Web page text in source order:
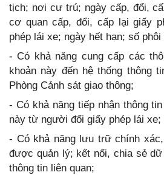
tịch; nơi cư trú; ngày cấp, đổi,
cơ quan cấp, đổi, cấp lại giấy
phép lái xe; ngày hết hạn; số
- Có khả năng cung cấp các
khoản này đến hệ thống thông
Phòng Cảnh sát giao thông;
- Có khả năng tiếp nhận thông
này từ người đổi giấy phép lái xe;
- Có khả năng lưu trữ chính
được quản lý; kết nối, chia sẻ
thông tin liên quan;